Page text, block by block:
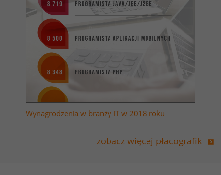
Wynagrodzenia w branży IT w 2018 roku
zobacz więcej płacografik